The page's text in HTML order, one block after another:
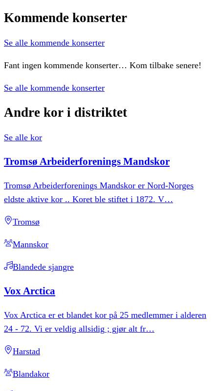
Kommende konserter
Se alle kommende konserter
Fant ingen kommende konserter… Kom tilbake senere!
Se alle kommende konserter
Andre kor i distriktet
Se alle kor
Tromsø Arbeiderforenings Mandskor
Tromsø Arbeiderforenings Mandskor er Nord-Norges
eldste aktive kor .. Koret ble stiftet i 1872. V…
Tromsø
Mannskor
Blandede sjangre
Vox Arctica
Vox Arctica er et blandet kor på 25 medlemmer i alderen
24 - 72. Vi er veldig allsidig ; gjør alt fr…
Harstad
Blandakor